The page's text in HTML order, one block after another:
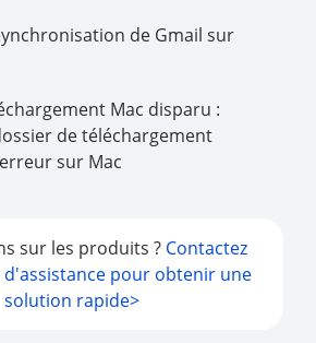
de Gmail sur
Mac disparu :
de téléchargement
sur Mac
sur les produits ? Contactez
pour obtenir une
solution rapide>